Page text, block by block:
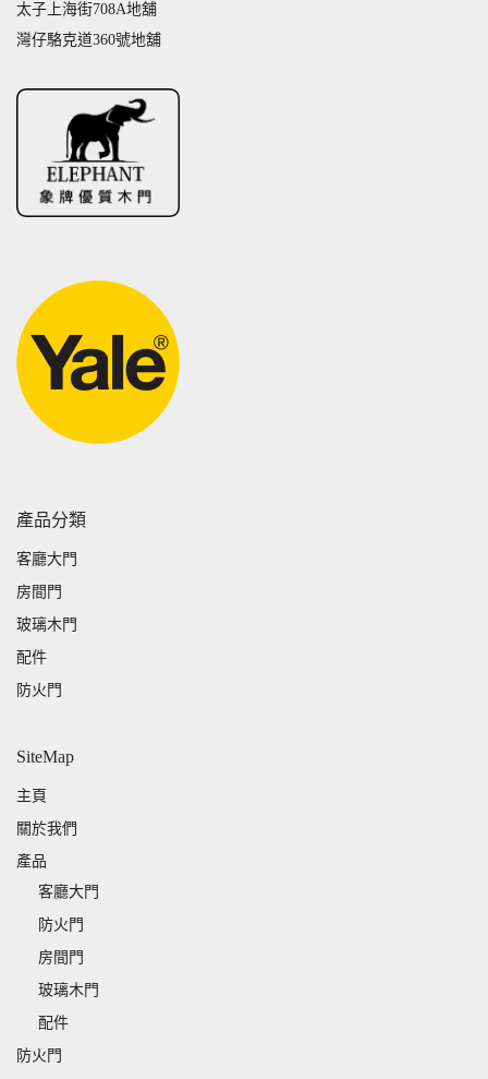
太子上海街708A地舖
灣仔駱克道360號地舖
產品分類
客廳大門
房間門
玻璃木門
配件
防火門
SiteMap
主頁
關於我們
產品
客廳大門
防火門
房間門
玻璃木門
配件
防火門